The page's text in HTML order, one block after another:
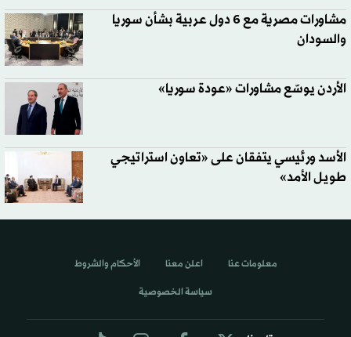
مشاورات مصرية مع 6 دول عربية بشأن سوريا
والسودان
الأردن يوسّع مشاورات «عودة سوريا»
الأسد ورئيسي يتفقان على «تعاون استراتيجي
طويل الأمد»
معلومات عنا اعلن معنا الأحكام والشروط
سياسة الخصوصية